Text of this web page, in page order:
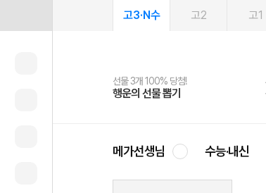
고3·N수 고2 고1
선물 3개 100% 당첨!
행운의 선물 뽑기
선물 100% 증정!
메가스터디 X 올리브
여름방학 스터디 캐시백
메가런 썸머스쿨
2027 러셀 단과
강사 공개선발
스마트러닝앱
설문 EVENT
메가패스
3일 무료 체험권
메가패스 수강생 무료혜택!
메가클럽 멤버십
사회공헌 캠페인
희망이룸 메가나눔
메가선생님 수능·내신